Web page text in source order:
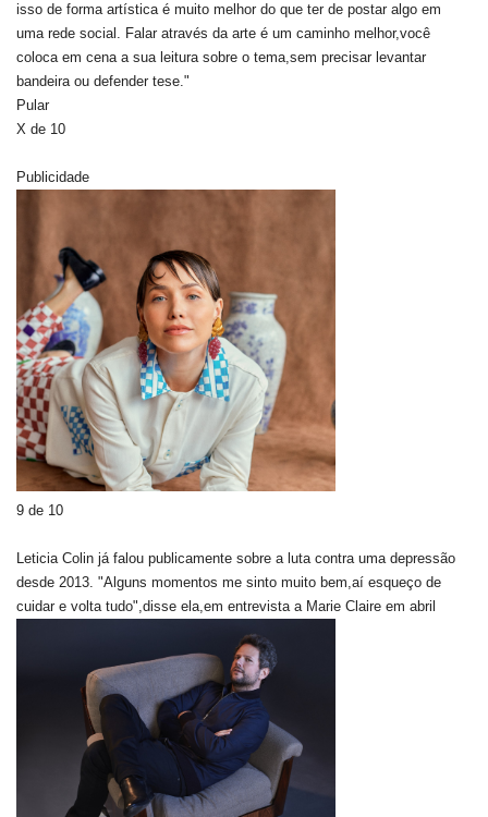
isso de forma artística é muito melhor do que ter de postar algo em
uma rede social. Falar através da arte é um caminho melhor,você
coloca em cena a sua leitura sobre o tema,sem precisar levantar
bandeira ou defender tese."
Pular
X de 10
Publicidade
9 de 10
Leticia Colin já falou publicamente sobre a luta contra uma depressão
desde 2013. "Alguns momentos me sinto muito bem,aí esqueço de
cuidar e volta tudo",disse ela,em entrevista a Marie Claire em abril